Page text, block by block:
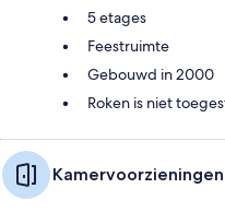
5 etages
Feestruimte
Gebouwd in 2000
Roken is niet
Kamervoorzieningen